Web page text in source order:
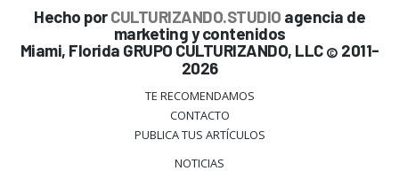
Hecho porCULTURIZANDO.STUDIO agencia de
marketing y contenidos
Miami, Florida GRUPO CULTURIZANDO, LLC © 2011-
2026
TE RECOMENDAMOS
CONTACTO
PUBLICA TUS ARTÍCULOS
NOTICIAS